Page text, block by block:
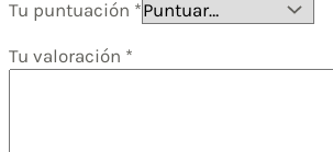
Tu puntuación *
Tu valoración *